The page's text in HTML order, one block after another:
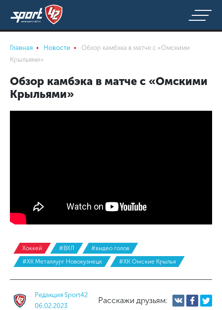
Главная Новости
Обзор камбэка в матче с «Омскими
Крыльями»
Обзор камбэка в матче с «Омскими
Крыльями»
Хоккей #ВХЛ
#видео голов
#ХК Металлург Новокузнецк
#ХК Омские Крылья
Редакция Sport42
06.02.2023
Расскажи друзьям: